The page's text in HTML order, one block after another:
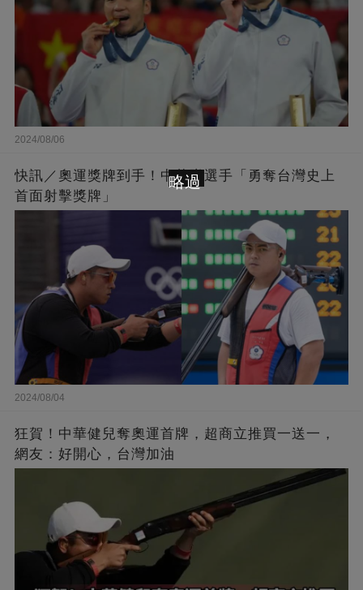
2024/08/06
快訊／奧運獎牌到手！中華隊選手「勇奪台灣史上
首面射擊獎牌」
2024/08/04
狂賀！中華健兒奪奧運首牌，超商立推買一送一，
網友：好開心，台灣加油
略過